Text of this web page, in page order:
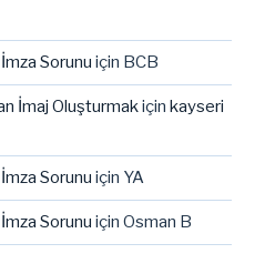
Sorunu için BCB
İmaj Oluşturmakiçin kayseri
Sorunu için YA
Sorunu için Osman B